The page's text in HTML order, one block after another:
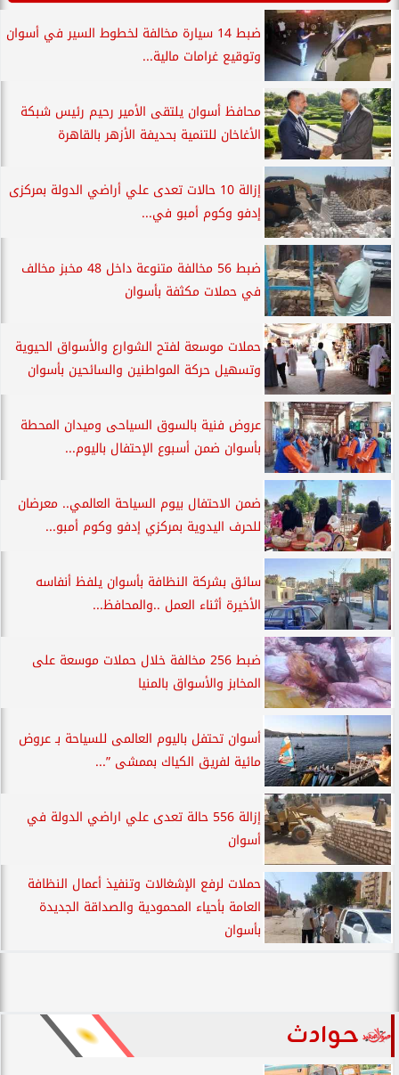
ضبط 14 سيارة مخالفة لخطوط السير في أسوان
وتوقيع غرامات مالية...
محافظ أسوان يلتقى الأمير رحيم رئيس شبكة
الأغاخان للتنمية بحديفة الأزهر بالقاهرة
إزالة 10 حالات تعدى علي أراضي الدولة بمركزى
إدفو وكوم أمبو في...
ضبط 56 مخالفة متنوعة داخل 48 مخبز مخالف
في حملات مكثفة بأسوان
حملات موسعة لفتح الشوارع والأسواق الحيوية
وتسهيل حركة المواطنين والسائحين بأسوان
عروض فنية بالسوق السياحى وميدان المحطة
بأسوان ضمن أسبوع الإحتفال باليوم...
ضمن الاحتفال بيوم السياحة العالمي.. معرضان
للحرف اليدوية بمركزي إدفو وكوم أمبو...
سائق بشركة النظافة بأسوان يلفظ أنفاسه
الأخيرة أثناء العمل ..والمحافظ...
ضبط 256 مخالفة خلال حملات موسعة على
المخابز والأسواق بالمنيا
أسوان تحتفل باليوم العالمى للسياحة بـ عروض
مائية لفريق الكياك بممشى ”...
إزالة 556 حالة تعدى علي اراضي الدولة في
أسوان
حملات لرفع الإشغالات وتنفيذ أعمال النظافة
العامة بأحياء المحمودية والصداقة الجديدة
بأسوان
حوادث